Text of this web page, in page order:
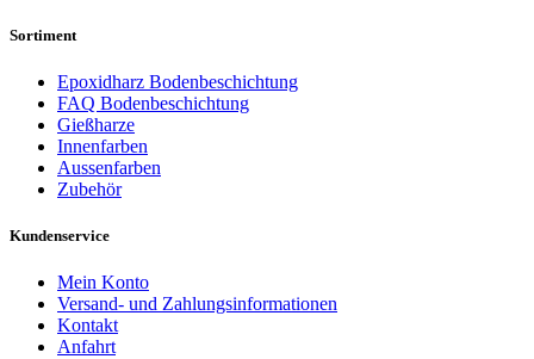
Sortiment
Epoxidharz Bodenbeschichtung
FAQ Bodenbeschichtung
Gießharze
Innenfarben
Aussenfarben
Zubehör
Kundenservice
Mein Konto
Versand- und Zahlungsinformationen
Kontakt
Anfahrt